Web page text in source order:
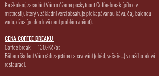
Ke školení, zasedání Vám můžeme poskytnout Coffeebreak (přímo v
místnosti), který v základní verzi obsahuje překapávanou kávu, čaj, balenou
vodu, džus (po domluvě není problém změnit).
CENA COFFEE BREAKU:
Coffee break 130,-Kč/os
Během školení Vám rádi zajistíme i stravování (oběd, večeře…) v naší hotelové
restauraci.